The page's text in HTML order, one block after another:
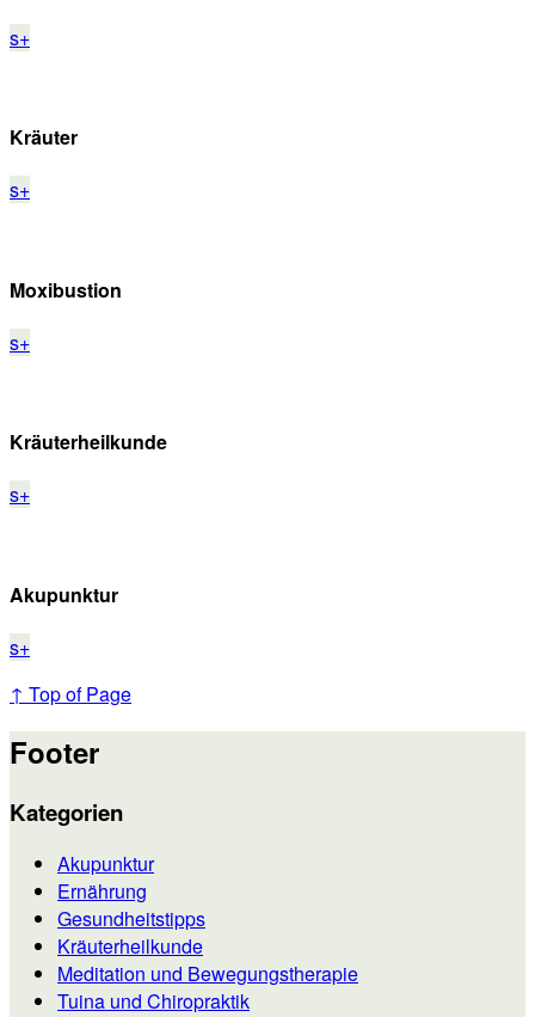
s+
Kräuter
s+
Moxibustion
s+
Kräuterheilkunde
s+
Akupunktur
s+
↑ Top of Page
Footer
Kategorien
Akupunktur
Ernährung
Gesundheitstipps
Kräuterheilkunde
Meditation und Bewegungstherapie
Tuina und Chiropraktik